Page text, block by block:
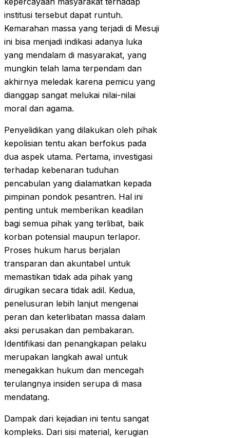
institusi tersebut dapat runtuh.
Kemarahan massa yang terjadi di Mesuji
ini bisa menjadi indikasi adanya luka
yang mendalam di masyarakat, yang
mungkin telah lama terpendam dan
akhirnya meledak karena pemicu yang
dianggap sangat melukai nilai-nilai
moral dan agama.
Penyelidikan yang dilakukan oleh pihak
kepolisian tentu akan berfokus pada
dua aspek utama. Pertama, investigasi
terhadap kebenaran tuduhan
pencabulan yang dialamatkan kepada
pimpinan pondok pesantren. Hal ini
penting untuk memberikan keadilan
bagi semua pihak yang terlibat, baik
korban potensial maupun terlapor.
Proses hukum harus berjalan
transparan dan akuntabel untuk
memastikan tidak ada pihak yang
dirugikan secara tidak adil. Kedua,
penelusuran lebih lanjut mengenai
peran dan keterlibatan massa dalam
aksi perusakan dan pembakaran.
Identifikasi dan penangkapan pelaku
merupakan langkah awal untuk
menegakkan hukum dan mencegah
terulangnya insiden serupa di masa
mendatang.
Dampak dari kejadian ini tentu sangat
kompleks. Dari sisi material, kerugian